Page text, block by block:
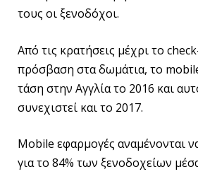
τους οι ξενοδόχοι.
Από τις κρατήσεις μέχρι το
πρόσβαση στα δωμάτια, το
τάση στην Αγγλία το 2016 και
συνεχιστεί και το 2017.
Mobile εφαρμογές αναμένονται
για το 84% των ξενοδοχείων